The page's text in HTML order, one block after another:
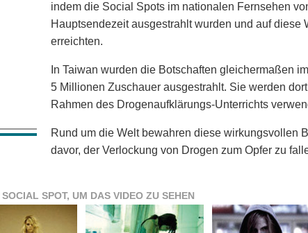
indem die Social Spots im nationalen Fernsehen
Hauptsendezeit ausgestrahlt wurden und auf diese
erreichten.
In Taiwan wurden die Botschaften gleichermaßen
5 Millionen Zuschauer ausgestrahlt. Sie werden
Rahmen des Drogenaufklärungs-Unterrichts
Rund um die Welt bewahren diese wirkungsvollen
davor, der Verlockung von Drogen zum Opfer zu
SPOT, UM DAS VIDEO ZU SEHEN